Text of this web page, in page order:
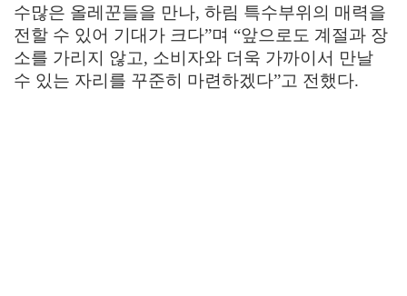
수많은 올레꾼들을 만나, 하림 특수부위의 매력을
전할 수 있어 기대가 크다”며 “앞으로도 계절과 장
소를 가리지 않고, 소비자와 더욱 가까이서 만날
수 있는 자리를 꾸준히 마련하겠다”고 전했다.